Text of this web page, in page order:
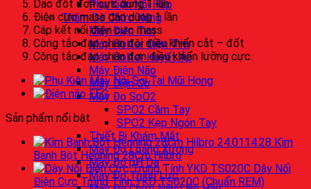
Phụ Kiện Nồi Hấp
Thăm Dò Chức Năng
Máy Điện Tim
Máy Holter Điện Tim
Máy Holter Huyết Áp
Máy Điện Não
Máy Điện Cơ
Máy Đo SpO2
SPO2 Cầm Tay
SPO2 Kẹp Ngón Tay
Thiết Bị Khám Mắt
Máy Đo Loãng Xương
Máy Đo pH Da
Máy Đo Thính Lực
Dao đốt đơn cực dùng 1 lần
Điện cực mass dán dùng 1 lần
Cáp kết nối điện cực mass
Công tắc đạp chân đôi điều khiển cắt – đốt
Công tắc đạp chân đơn điều khiển lưỡng cực.
Sản phẩm nổi bật
Kìm
Banh Bột Henning 28Cm Hilbro
Dây Nối
Điện Cực Trung Tính YKD TS020C (Chuẩn REM)